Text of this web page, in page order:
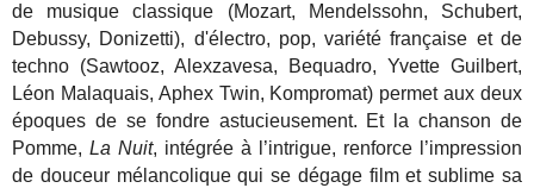
de musique classique (Mozart, Mendelssohn, Schubert,
Debussy, Donizetti), d'électro, pop, variété française et de
techno (Sawtooz, Alexzavesa, Bequadro, Yvette Guilbert,
Léon Malaquais, Aphex Twin, Kompromat) permet aux deux
époques de se fondre astucieusement. Et la chanson de
Pomme,La Nuit, intégrée à l’intrigue, renforce l’impression
de douceur mélancolique qui se dégage film et sublime sa